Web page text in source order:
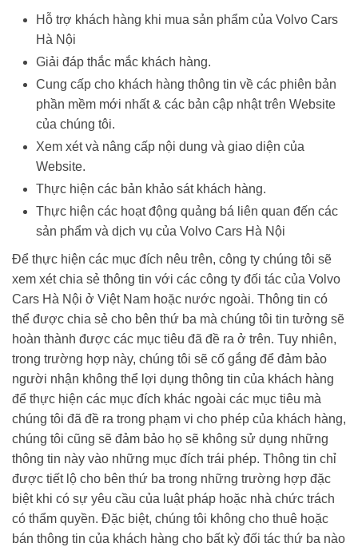
Hỗ trợ khách hàng khi mua sản phẩm của Volvo Cars
Hà Nội
Giải đáp thắc mắc khách hàng.
Cung cấp cho khách hàng thông tin về các phiên bản
phần mềm mới nhất & các bản cập nhật trên Website
của chúng tôi.
Xem xét và nâng cấp nội dung và giao diện của
Website.
Thực hiện các bản khảo sát khách hàng.
Thực hiện các hoạt động quảng bá liên quan đến các
sản phẩm và dịch vụ của Volvo Cars Hà Nội
Để thực hiện các mục đích nêu trên, công ty chúng tôi sẽ
xem xét chia sẻ thông tin với các công ty đối tác của Volvo
Cars Hà Nội ở Việt Nam hoặc nước ngoài. Thông tin có
thể được chia sẻ cho bên thứ ba mà chúng tôi tin tưởng sẽ
hoàn thành được các mục tiêu đã đề ra ở trên. Tuy nhiên,
trong trường hợp này, chúng tôi sẽ cố gắng để đảm bảo
người nhận không thể lợi dụng thông tin của khách hàng
để thực hiện các mục đích khác ngoài các mục tiêu mà
chúng tôi đã đề ra trong phạm vi cho phép của khách hàng,
chúng tôi cũng sẽ đảm bảo họ sẽ không sử dụng những
thông tin này vào những mục đích trái phép. Thông tin chỉ
được tiết lộ cho bên thứ ba trong những trường hợp đặc
biệt khi có sự yêu cầu của luật pháp hoặc nhà chức trách
có thẩm quyền. Đặc biệt, chúng tôi không cho thuê hoặc
bán thông tin của khách hàng cho bất kỳ đối tác thứ ba nào